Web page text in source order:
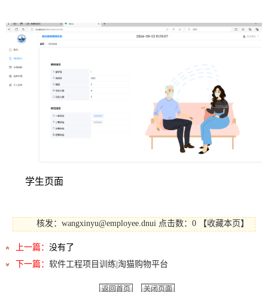
学生页面
核发：wangxinyu@employee.dnui 点击数：0 【收藏本页 】
上一篇： 没有了
下一篇： 软件工程项目训练|淘猫购物平台
返回首页 关闭页面